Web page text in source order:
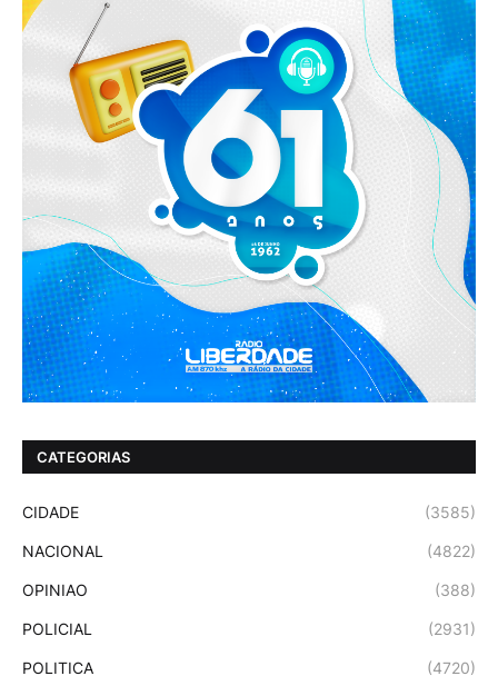
CATEGORIAS
CIDADE (3585)
NACIONAL (4822)
OPINIAO (388)
POLICIAL (2931)
POLITICA (4720)